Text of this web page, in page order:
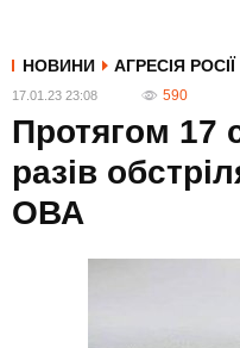
НОВИНИ АГРЕСІЯ
17.01.23 23:08 590
Протягом 17
разів
ОВА